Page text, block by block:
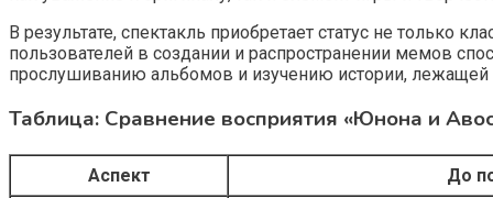
В результате, спектакль приобретает статус не только
пользователей в создании и распространении мемов
прослушиванию альбомов и изучению истории, лежащей
Таблица: Сравнение восприятия «Юнона и
Аспект
До